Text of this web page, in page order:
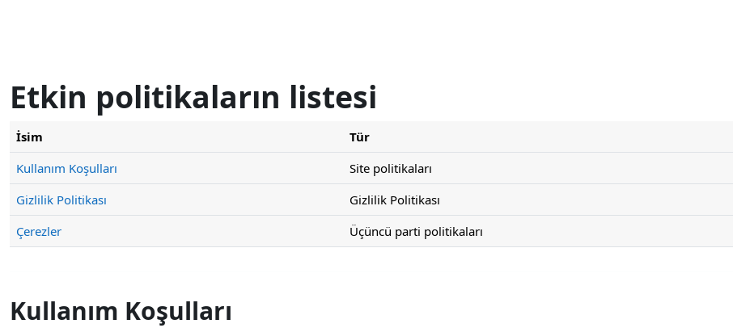
Etkin politikaların listesi
İsim Tür
Kullanım Koşulları
Site politikaları
Gizlilik Politikası
Gizlilik Politikası
Çerezler
Üçüncü parti politikaları
Kullanım Koşulları